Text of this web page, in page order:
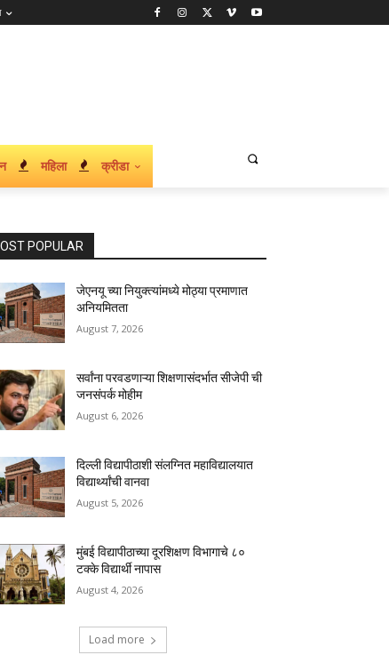
महिला क्रीडा
POPULAR
जेएनयू च्या नियुक्त्यांमध्ये मोठ्या प्रमाणात
अनियमितता
August 7, 2026
सर्वांना परवडणाऱ्या शिक्षणासंदर्भात सीजेपी ची
जनसंपर्क मोहीम
August 6, 2026
दिल्ली विद्यापीठाशी संलग्नित महाविद्यालयात
विद्यार्थ्यांची वानवा
August 5, 2026
मुंबई विद्यापीठाच्या दूरशिक्षण विभागाचे ८०
टक्के विद्यार्थी नापास
August 4, 2026
Load more